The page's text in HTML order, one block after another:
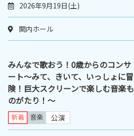
2026年9月19日(土)
関内ホール
みんなで歌おう！0歳からのコンサ
ート～みて、きいて、いっしょに冒
険！巨大スクリーンで楽しむ音楽も
のがたり！～
新着 音楽 公演